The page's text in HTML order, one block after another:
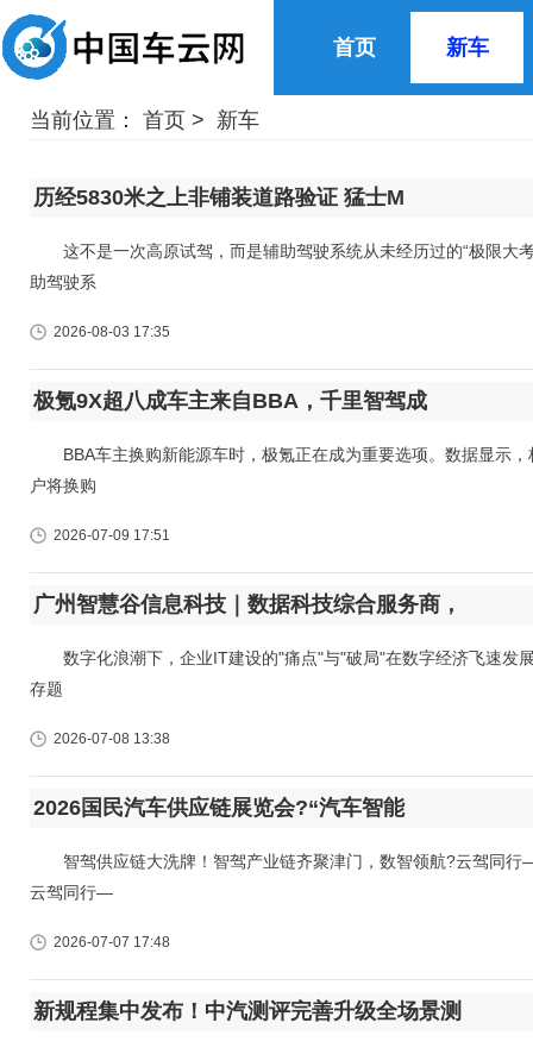
首页 新车
当前位置： 首页 > 新车
历经5830米之上非铺装道路验证 猛士M
这不是一次高原试驾，而是辅助驾驶系统从未经历过的“极限大
助驾驶系
2026-08-03 17:35
极氪9X超八成车主来自BBA，千里智驾成
BBA车主换购新能源车时，极氪正在成为重要选项。数据显示，
户将换购
2026-07-09 17:51
广州智慧谷信息科技｜数据科技综合服务商，
数字化浪潮下，企业IT建设的"痛点"与"破局"在数字经济飞速发
存题
2026-07-08 13:38
2026国民汽车供应链展览会?“汽车智能
智驾供应链大洗牌！智驾产业链齐聚津门，数智领航?云驾同行
云驾同行—
2026-07-07 17:48
新规程集中发布！中汽测评完善升级全场景测